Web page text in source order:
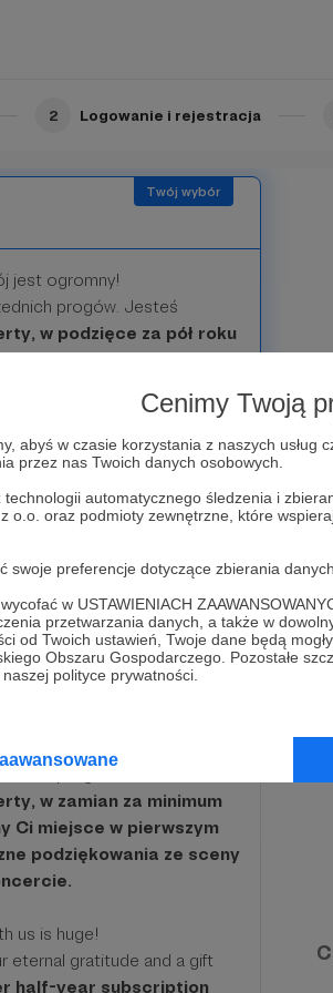
Cenimy Twoją
abyś w czasie korzystania z naszych
przez nas Twoich danych osobowych.
automatycznego śledzenia i
o.o. oraz podmioty zewnętrzne, które
preferencje dotyczące zbierania
w USTAWIENIACH
przetwarzania danych, a także w
od Twoich ustawień, Twoje dane będą
Obszaru Gospodarczego. Pozostałe
polityce prywatności.
2 Logowanie i rejestracja
Limit: 50
jest ogromny!
progów. Jesteś
w podzięce za pół roku
w pierwszym rzędzie
groupies.
us is huge!
after half-year subscription
row and receive a
Limit: 50
jest ogromny!
progów. Jesteś
w zamian za minimum
Ci miejsce w pierwszym
podziękowania ze sceny
us is huge!
eternal gratitude and a gift
half-year subscription